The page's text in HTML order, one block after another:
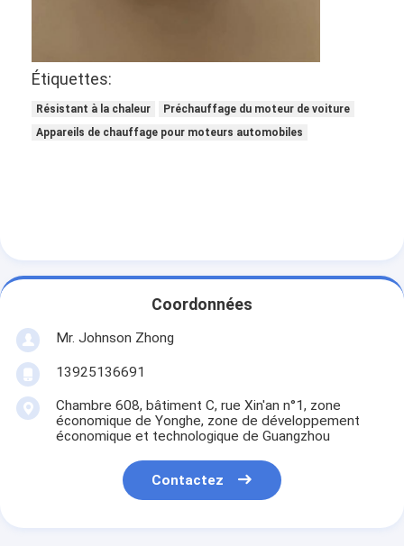
Étiquettes:
Résistant à la chaleur
Préchauffage du moteur de voiture
Appareils de chauffage pour moteurs automobiles
Coordonnées
Mr. Johnson Zhong
13925136691
Chambre 608, bâtiment C, rue Xin'an n°1, zone
économique de Yonghe, zone de développement
économique et technologique de Guangzhou
Contactez